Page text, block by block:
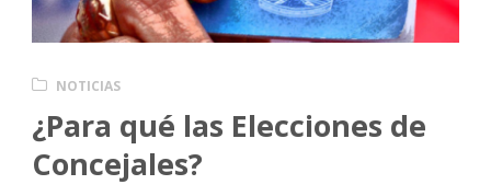
NOTICIAS
¿Para qué las Elecciones de
Concejales?